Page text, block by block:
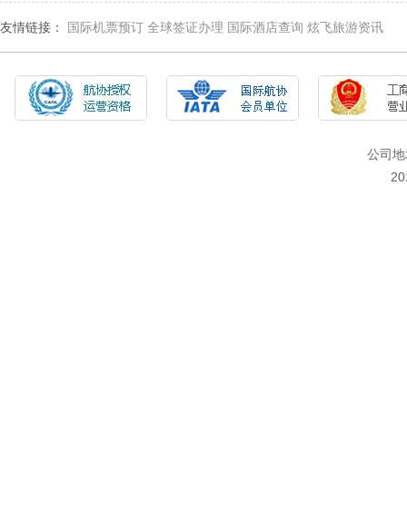
友情链接： 国际机票预订 全球签证办理 国际酒店查询 炫飞旅游资讯
公司